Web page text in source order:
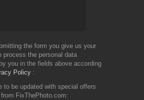
the form you give us your
process the personal data
you in the fields above according
Policy
to be updated with special offers
FixThePhoto.com